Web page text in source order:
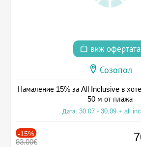
виж офертата
Созопол
Намаление 15% за All Inclusive в
50 м от плажа
Дата: 30.07 - 30.09 + all
-15%
83.00€